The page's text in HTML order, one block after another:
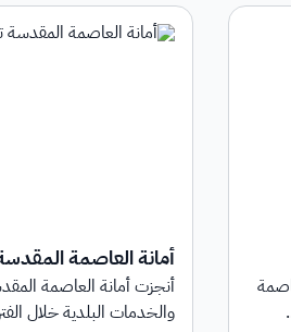
أمانة العاصمة
أنجزت أمانة العاصمة